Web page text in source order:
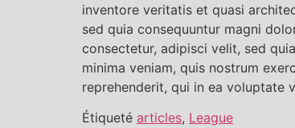
inventore veritatis et quasi
sed quia consequuntur magni
consectetur, adipisci velit, sed
minima veniam, quis nostrum
reprehenderit, qui in ea voluptate
Étiqueté articles, League